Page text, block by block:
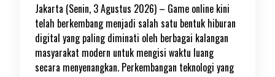
Jakarta (Senin, 3 Agustus 2026) – Game online kini
telah berkembang menjadi salah satu bentuk hiburan
digital yang paling diminati oleh berbagai kalangan
masyarakat modern untuk mengisi waktu luang
secara menyenangkan. Perkembangan teknologi yang